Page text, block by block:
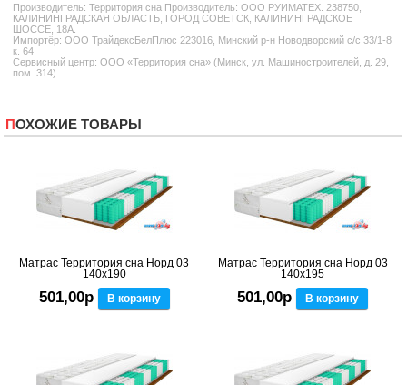
Производитель:Территория сна Производитель: ООО РУИМАТЕХ. 238750,
КАЛИНИНГРАДСКАЯ ОБЛАСТЬ, ГОРОД СОВЕТСК, КАЛИНИНГРАДСКОЕ
ШОССЕ, 18А.
Импортёр: ООО ТрайдексБелПлюс 223016, Минский р-н Новодворский с/с 33/1-8
к. 64
Сервисный центр: ООО «Территория сна» (Минск, ул. Машиностроителей, д. 29,
пом. 314)
ПОХОЖИЕ ТОВАРЫ
Матрас Территория сна Норд 03
140x190
501,00р В корзину
Матрас Территория сна Норд 03
140x195
501,00р В корзину